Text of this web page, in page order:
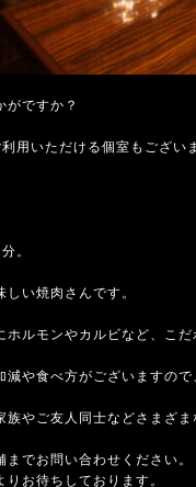
がですか？
用いただける個室もござ
。
い焼肉さんです。
ホルモンやカルビなど、こだ
減や食べ方がございますの
族やご友人同士などさまざま
でお問い合わせください。
お待ちしております。